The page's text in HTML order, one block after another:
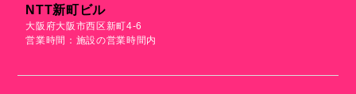
NTT新町ビル
大阪府大阪市西区新町4-6
営業時間：施設の営業時間内